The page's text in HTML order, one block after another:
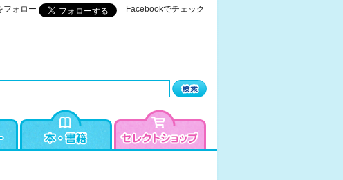
フォロー Facebookでチェック